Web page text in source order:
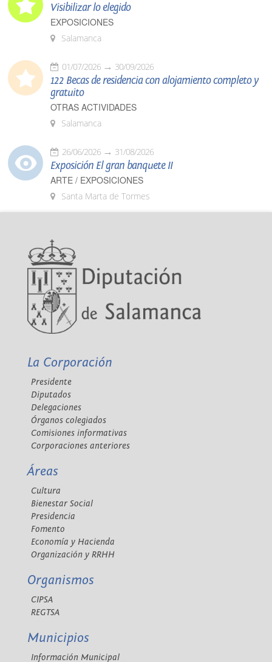
Visibilizar lo elegido
EXPOSICIONES
Salamanca
01/07/2026 30/09/2026
122 Becas de residencia con alojamiento completo y
gratuito
OTRAS ACTIVIDADES
Salamanca
26/06/2026 31/08/2026
Exposición El gran banquete II
ARTE / EXPOSICIONES
Santa Marta de Tormes
La Corporación
Presidente
Diputados
Delegaciones
Órganos colegiados
Comisiones informativas
Corporaciones anteriores
Áreas
Cultura
Bienestar Social
Presidencia
Fomento
Economía y Hacienda
Organización y RRHH
Organismos
CIPSA
REGTSA
Municipios
Información Municipal